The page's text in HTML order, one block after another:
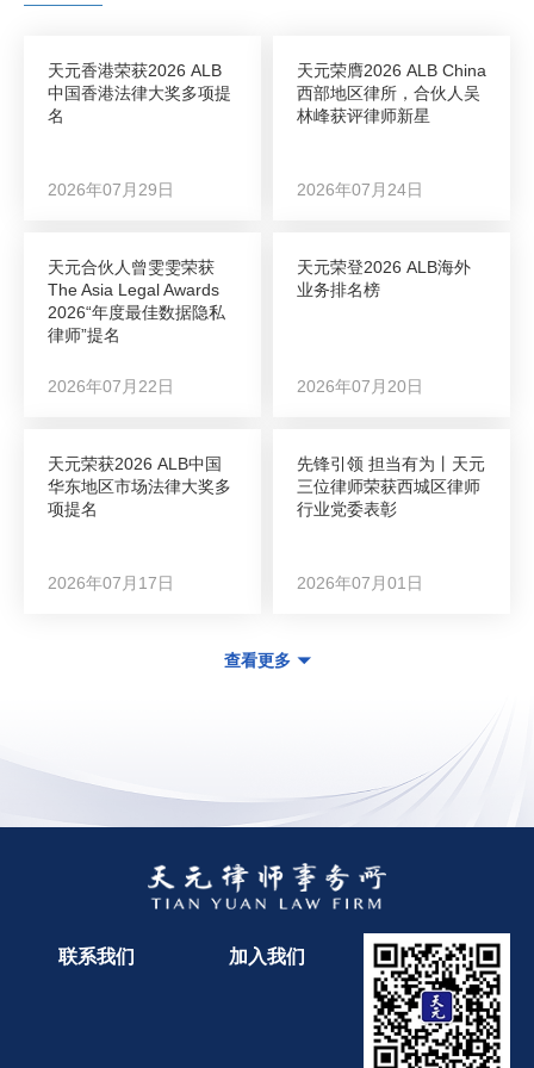
天元香港荣获2026 ALB
中国香港法律大奖多项提
名
2026年07月29日
天元荣膺2026 ALB China
西部地区律所，合伙人吴
林峰获评律师新星
2026年07月24日
天元合伙人曾雯雯荣获
The Asia Legal Awards
2026“年度最佳数据隐私
律师”提名
2026年07月22日
天元荣登2026 ALB海外
业务排名榜
2026年07月20日
天元荣获2026 ALB中国
华东地区市场法律大奖多
项提名
2026年07月17日
先锋引领 担当有为丨天元
三位律师荣获西城区律师
行业党委表彰
2026年07月01日
查看更多
联系我们 加入我们